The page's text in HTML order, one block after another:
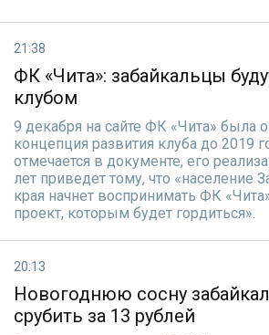
21:38
ФК «Чита»: забайкальцы
клубом
9 декабря на сайте ФК «Чита» была
концепция развития клуба до 2019
отмечается в документе, его
лет приведет тому, что «население
края начнет воспринимать ФК
проект, которым будет гордиться».
20:13
Новогоднюю сосну
срубить за 13 рублей